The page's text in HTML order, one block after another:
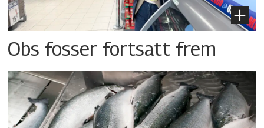
Obs fosser fortsatt frem